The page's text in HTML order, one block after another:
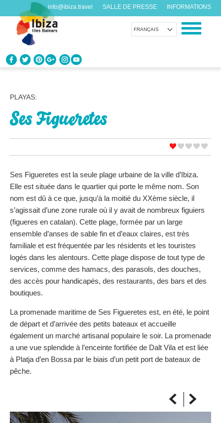
FRANÇAIS
info@ibiza.travel SALLE DE PRESSE INFORMATIONS
PROFITEZ D’IBIZA
Pour tous les goûts
AGENDA
ORGANISER VOTRE VOYAGE
Avant de nous rendre visite
SUR LA CARTE
Arrivez toujours à destination
PLAYAS:
Ses Figueretes
Ses Figueretes est la seule plage urbaine de la ville d’Ibiza.
Elle est située dans le quartier qui porte le même nom. Son
nom est dû à ce que, jusqu’à la moitié du XXème siècle, il
s’agissait d’une zone rurale où il y avait de nombreux figuiers
(figueres en catalan). Cette plage, formée par un large
ensemble d’anses de sable fin et d’eaux claires, est très
familiale et est fréquentée par les résidents et les touristes
logés dans les alentours. Cette plage dispose de tout type de
services, comme des hamacs, des parasols, des douches,
des accès pour handicapés, des restaurants, des bars et des
boutiques.
La promenade maritime de Ses Figueretes est, en été, le point
de départ et d’arrivée des petits bateaux et accueille
également un marché artisanal populaire le soir. La promenade
a une vue splendide à l’enceinte fortifiée de Dalt Vila et est liée
à Platja d’en Bossa par le biais d’un petit port de bateaux de
pêche.